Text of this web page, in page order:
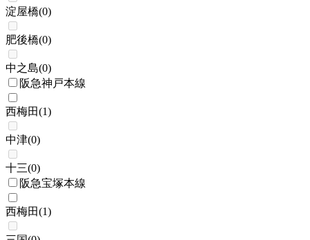
淀屋橋(0)
肥後橋(0)
中之島(0)
阪急神戸本線
西梅田(1)
中津(0)
十三(0)
阪急宝塚本線
西梅田(1)